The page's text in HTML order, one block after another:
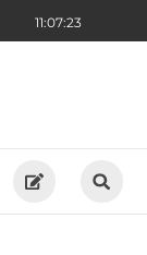
11:07:24